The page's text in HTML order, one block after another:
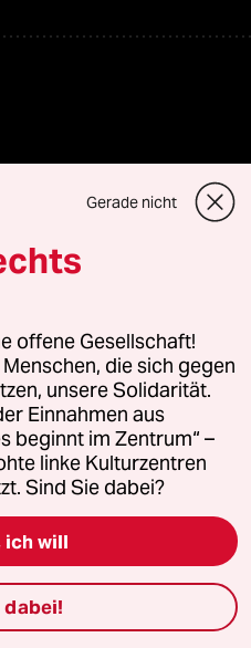
Gerade nicht
offene Gesellschaft!
die sich gegen
unsere Solidarität.
Einnahmen aus
beginnt im Zentrum“ –
linke Kulturzentren
Sind Sie dabei?
ich will
dabei!